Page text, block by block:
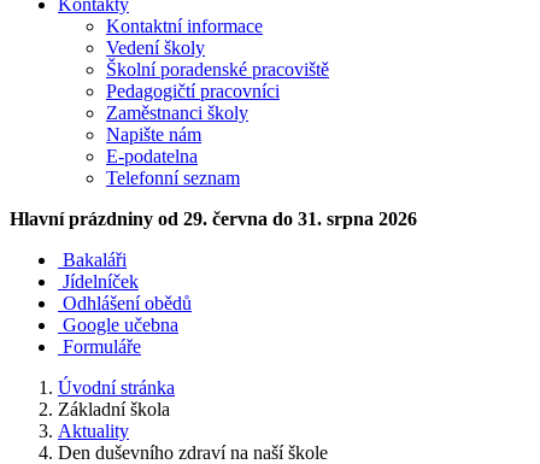
Kontakty
Kontaktní informace
Vedení školy
Školní poradenské pracoviště
Pedagogičtí pracovníci
Zaměstnanci školy
Napište nám
E-podatelna
Telefonní seznam
Hlavní prázdniny od 29. června do 31. srpna 2026
Bakaláři
Jídelníček
Odhlášení obědů
Google učebna
Formuláře
Úvodní stránka
Základní škola
Aktuality
Den duševního zdraví na naší škole